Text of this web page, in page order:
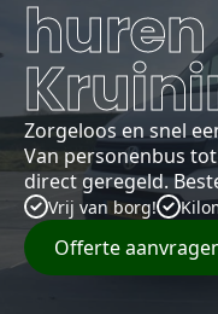
huren
Zorgeloos en snel
Van personenbus
direct geregeld.
Vrij van borg!
Offerte